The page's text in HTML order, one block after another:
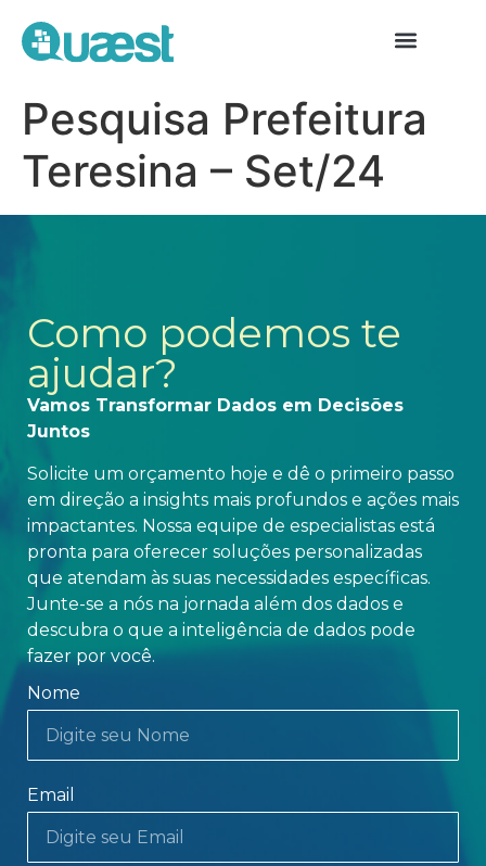
Pesquisa Prefeitura
Teresina – Set/24
Como podemos te
ajudar?
Vamos Transformar Dados em Decisões
Juntos
Solicite um orçamento hoje e dê o primeiro passo
em direção a insights mais profundos e ações mais
impactantes. Nossa equipe de especialistas está
pronta para oferecer soluções personalizadas
que atendam às suas necessidades específicas.
Junte-se a nós na jornada além dos dados e
descubra o que a inteligência de dados pode
fazer por você.
Nome
Email